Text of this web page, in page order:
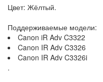
Цвет: Жёлтый.
Поддерживаемые модели:
Canon iR Adv C3322
Canon IR Adv C3326
Canon IR Adv C3326i
.